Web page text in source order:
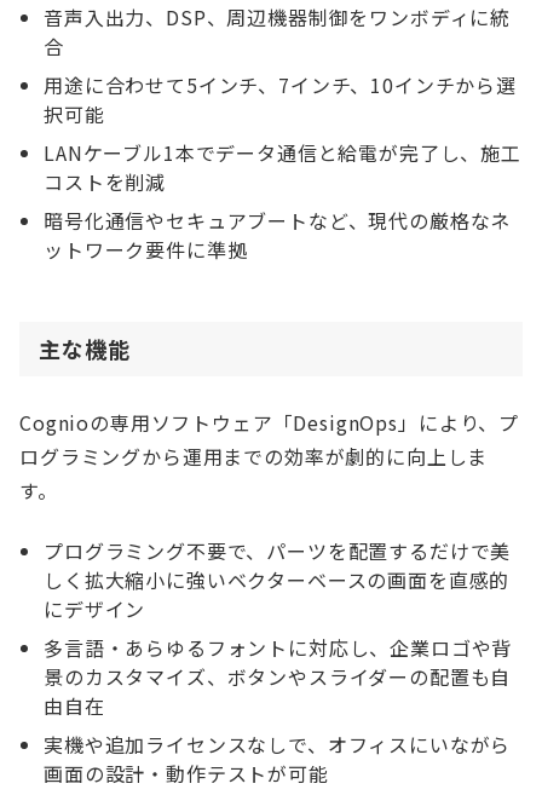
音声入出力、DSP、周辺機器制御をワンボディに統
合
用途に合わせて5インチ、7インチ、10インチから選
択可能
LANケーブル1本でデータ通信と給電が完了し、施工
コストを削減
暗号化通信やセキュアブートなど、現代の厳格なネ
ットワーク要件に準拠
主な機能
Cognioの専用ソフトウェア「DesignOps」により、プ
ログラミングから運用までの効率が劇的に向上しま
す。
プログラミング不要で、パーツを配置するだけで美
しく拡大縮小に強いベクターベースの画面を直感的
にデザイン
多言語・あらゆるフォントに対応し、企業ロゴや背
景のカスタマイズ、ボタンやスライダーの配置も自
由自在
実機や追加ライセンスなしで、オフィスにいながら
画面の設計・動作テストが可能